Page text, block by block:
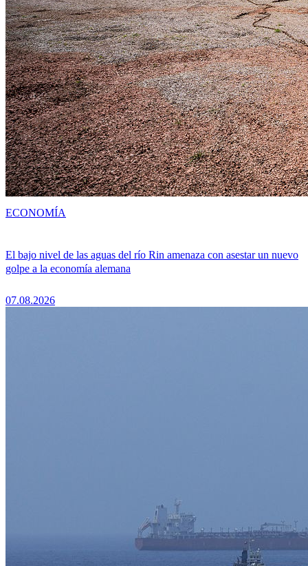
El bajo nivel de las aguas del río Rin amenaza con asestar un nuevo
golpe a la economía alemana
07.08.2026
ECONOMÍA